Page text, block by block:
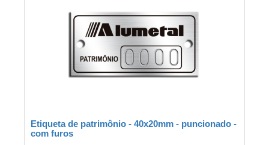
Etiqueta de patrimônio - 40x20mm - puncionado -
com furos